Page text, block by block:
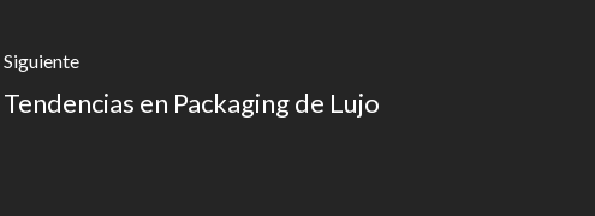
Siguiente
Tendencias en Packaging de Lujo